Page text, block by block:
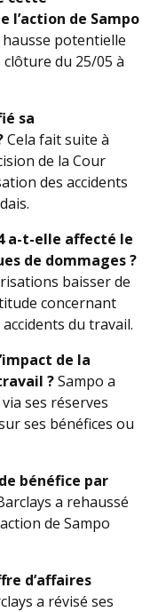
l’action de Sampo
hausse potentielle
du 25/05 à
sa
Cela fait suite à
de la Cour
des accidents
a-t-elle affecté le
de dommages ?
baisser de
concernant
du travail.
de la
?Sampo a
ses réserves
ses bénéfices ou
bénéfice par
a rehaussé
de Sampo
d’affaires
a révisé ses